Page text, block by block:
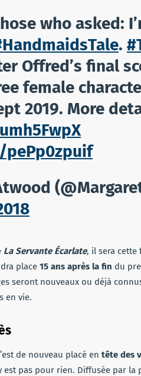
who asked:
.
Offred’s final
female
2019. More
La Servante Écarlate, il sera
place 15 ans après la fin du
seront nouveaux ou déjà
en vie.
de nouveau placé en tête des
est pas pour rien. Diffusée par la